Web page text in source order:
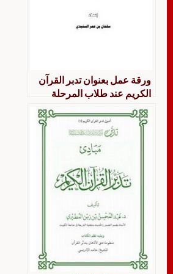
ورقة عمل بعنوان تدبر القرآن
الكريم عند طلاب المرحلة
الثانوية والمرحلة المتوسطة في
مدارس تحفيظ القرآن في
منطقة الرياض